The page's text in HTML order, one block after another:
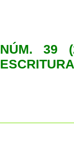
NÚM. 39